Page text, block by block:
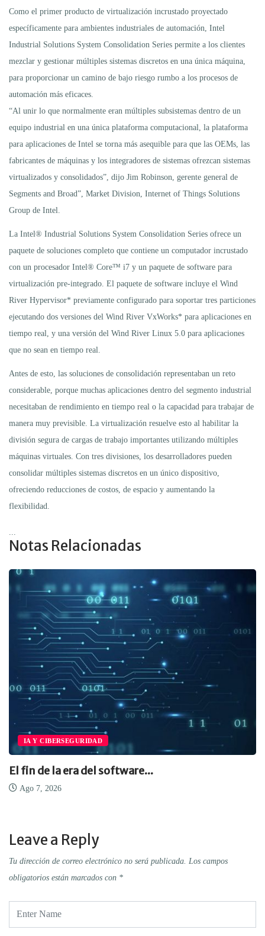
Como el primer producto de virtualización incrustado proyectado
específicamente para ambientes industriales de automación, Intel
Industrial Solutions System Consolidation Series permite a los clientes
mezclar y gestionar múltiples sistemas discretos en una única máquina,
para proporcionar un camino de bajo riesgo rumbo a los procesos de
automación más eficaces.
“Al unir lo que normalmente eran múltiples subsistemas dentro de un
equipo industrial en una única plataforma computacional, la plataforma
para aplicaciones de Intel se torna más asequible para que las OEMs, las
fabricantes de máquinas y los integradores de sistemas ofrezcan sistemas
virtualizados y consolidados”, dijo Jim Robinson, gerente general de
Segments and Broad”, Market Division, Internet of Things Solutions
Group de Intel.
La Intel® Industrial Solutions System Consolidation Series ofrece un
paquete de soluciones completo que contiene un computador incrustado
con un procesador Intel® Core™ i7 y un paquete de software para
virtualización pre-integrado. El paquete de software incluye el Wind
River Hypervisor* previamente configurado para soportar tres particiones
ejecutando dos versiones del Wind River VxWorks* para aplicaciones en
tiempo real, y una versión del Wind River Linux 5.0 para aplicaciones
que no sean en tiempo real.
Antes de esto, las soluciones de consolidación representaban un reto
considerable, porque muchas aplicaciones dentro del segmento industrial
necesitaban de rendimiento en tiempo real o la capacidad para trabajar de
manera muy previsible. La virtualización resuelve esto al habilitar la
división segura de cargas de trabajo importantes utilizando múltiples
máquinas virtuales. Con tres divisiones, los desarrolladores pueden
consolidar múltiples sistemas discretos en un único dispositivo,
ofreciendo reducciones de costos, de espacio y aumentando la
flexibilidad.
Notas Relacionadas
IA Y CIBERSEGURIDAD
El fin de la era del software...
Ago 7, 2026
Leave a Reply
Tu dirección de correo electrónico no será publicada. Los campos
obligatorios están marcados con *